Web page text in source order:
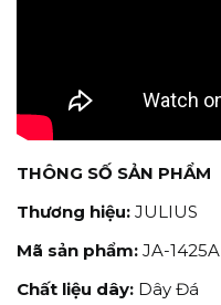
THÔNG SỐ SẢN PHẨM
Thương hiệu: JULIUS
Mã sản phẩm: JA-1425A
Chất liệu dây: Dây Đá